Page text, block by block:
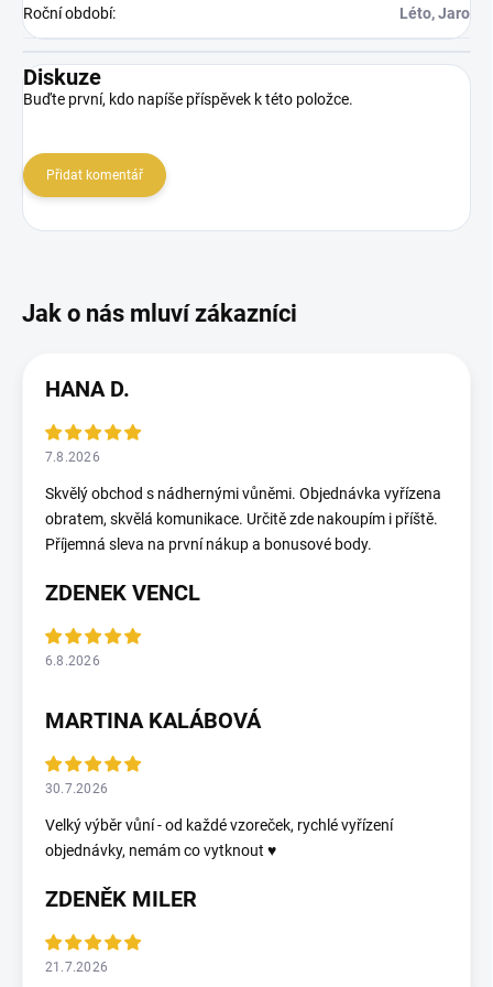
Roční období: Léto, Jaro
Diskuze
Buďte první, kdo napíše příspěvek k této položce.
Přidat komentář
HANA D.
7.8.2026
Skvělý obchod s nádhernými vůněmi. Objednávka vyřízena
obratem, skvělá komunikace. Určitě zde nakoupím i příště.
Příjemná sleva na první nákup a bonusové body.
ZDENEK VENCL
6.8.2026
MARTINA KALÁBOVÁ
30.7.2026
Velký výběr vůní - od každé vzoreček, rychlé vyřízení
objednávky, nemám co vytknout ♥️
ZDENĚK MILER
21.7.2026